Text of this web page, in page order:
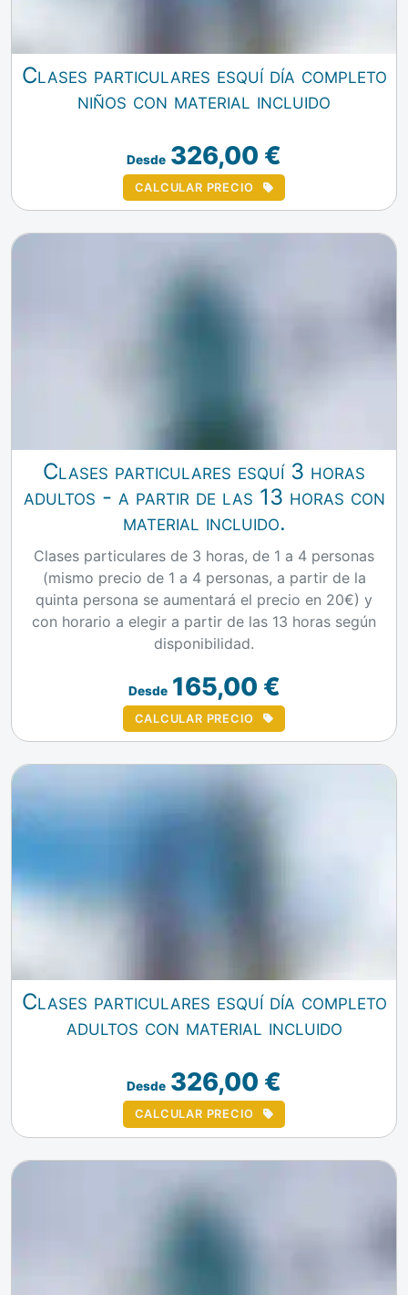
Clases particulares esquí día completo
niños con material incluido
Desde 326,00 €
CALCULAR PRECIO
Clases particulares esquí 3 horas
adultos - a partir de las 13 horas con
material incluido.
Clases particulares de 3 horas, de 1 a 4 personas
(mismo precio de 1 a 4 personas, a partir de la
quinta persona se aumentará el precio en 20€) y
con horario a elegir a partir de las 13 horas según
disponibilidad.
Desde 165,00 €
CALCULAR PRECIO
Clases particulares esquí día completo
adultos con material incluido
Desde 326,00 €
CALCULAR PRECIO